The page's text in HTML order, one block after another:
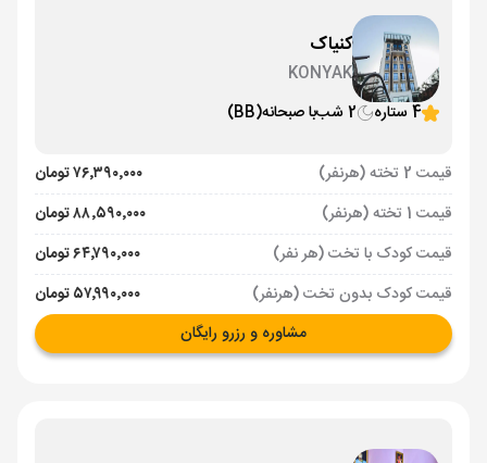
کنیاک
KONYAK
4 ستاره
2 شب با صبحانه(BB)
قیمت 2 تخته (هرنفر)
۷۶٬۳۹۰٬۰۰۰ تومان
قیمت 1 تخته (هرنفر)
۸۸٬۵۹۰٬۰۰۰ تومان
قیمت کودک با تخت (هر نفر)
۶۴٬۷۹۰٬۰۰۰ تومان
قیمت کودک بدون تخت (هرنفر)
۵۷٬۹۹۰٬۰۰۰ تومان
مشاوره و رزرو رایگان